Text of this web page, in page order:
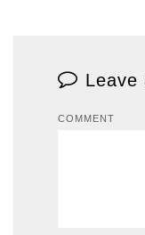
Leave
COMMENT